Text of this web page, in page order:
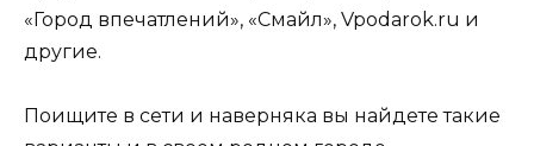
«Город впечатлений», «Смайл», Vpodarok.ru и
другие.
Поищите в сети и наверняка вы найдете такие